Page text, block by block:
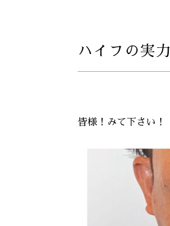
ハイフの実力
皆様！みて下さい！